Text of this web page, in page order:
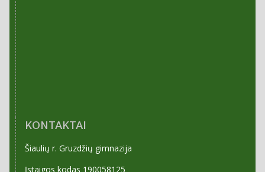
KONTAKTAI
Šiaulių r. Gruzdžių gimnazija
Įstaigos kodas 190058125